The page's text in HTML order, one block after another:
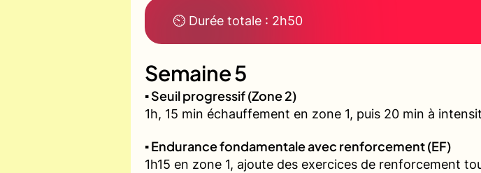
⏲ Durée totale : 2h50
Semaine 5
▪️ Seuil progressif (Zone 2)
1h, 15 min échauffement en zone 1, puis 20 min à
▪️ Endurance fondamentale avec renforcement (EF)
1h15 en zone 1, ajoute des exercices de renforcement